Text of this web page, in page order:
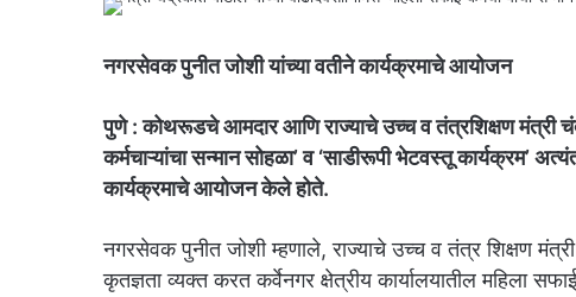
नगरसेवक पुनीत जोशी यांच्या वतीने कार्यक्रमाचे आयोजन
पुणे : कोथरूडचे आमदार आणि राज्याचे उच्च व तंत्रशिक्षण मंत्री
कर्मचाऱ्यांचा सन्मान सोहळा’ व ‘साडीरूपी भेटवस्तू कार्यक्रम’
कार्यक्रमाचे आयोजन केले होते.
नगरसेवक पुनीत जोशी म्हणाले, राज्याचे उच्च व तंत्र शिक्षण मंत्री
कृतज्ञता व्यक्त करत कर्वेनगर क्षेत्रीय कार्यालयातील महिला